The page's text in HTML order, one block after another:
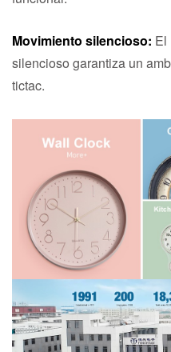
Movimiento silencioso: El
silencioso garantiza un
tictac.